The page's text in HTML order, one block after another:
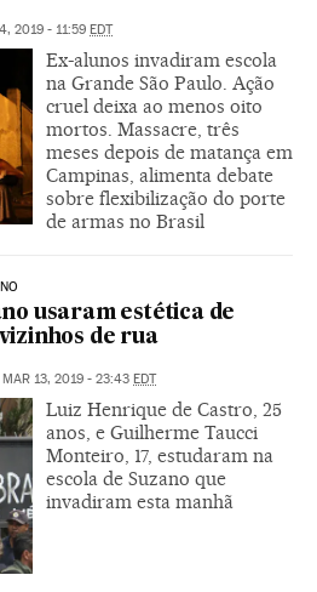
2019 - 11:59 EDT
Ex-alunos invadiram escola
na Grande São Paulo. Ação
cruel deixa ao menos oito
mortos. Massacre, três
meses depois de matança em
Campinas, alimenta debate
sobre flexibilização do porte
de armas no Brasil
usaram estética de
de rua
MAR 13, 2019 - 23:43 EDT
Luiz Henrique de Castro, 25
anos, e Guilherme Taucci
Monteiro, 17, estudaram na
escola de Suzano que
invadiram esta manhã